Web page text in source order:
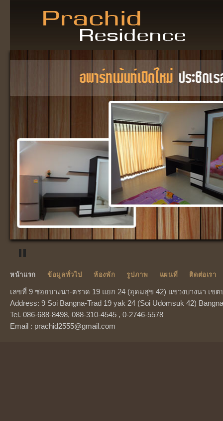
หน้าแรก ข้อมูลทั่วไป ห้องพัก รูปภาพ แผนที่ ติดต่อเรา
เลขที่ 9 ซอยบางนา-ตราด 19 แยก 24 (อุดมสุข 42) แขวงบางนา เขต
Address: 9 Soi Bangna-Trad 19 yak 24 (Soi Udomsuk 42)
Tel. 086-688-8498, 088-310-4545 , 0-2746-5578
Email : prachid2555@gmail.com